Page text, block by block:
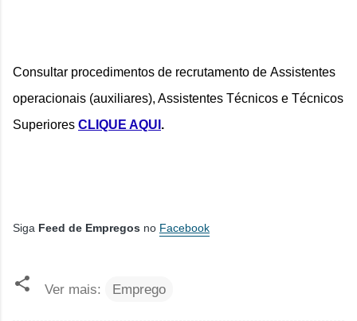
Consultar procedimentos de recrutamento de Assistentes
operacionais (auxiliares), Assistentes Técnicos e Técnicos
Superiores CLIQUE AQUI .
Siga Feed de Empregos no Facebook
Ver mais: Emprego